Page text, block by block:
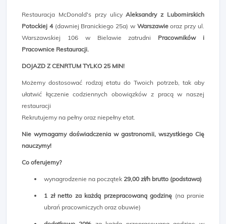
Restauracja McDonald's przy ulicyAleksandry z Lubomirskich
Potockiej 4(dawniej Branickiego 25a) w Warszawieoraz przy ul.
Warszawskiej 106 w Bielawie zatrudni Pracowników i
Pracownice Restauracji.
DOJAZD Z CENRTUM TYLKO 25 MIN!
Możemy dostosować rodzaj etatu do Twoich potrzeb, tak aby
ułatwić łączenie codziennych obowiązków z pracą w naszej
restauracji
Rekrutujemy na pełny oraz niepełny etat.
Nie wymagamy doświadczenia w gastronomii, wszystkiego Cię
nauczymy!
Co oferujemy?
wynagrodzenie na początek 29,00 zł/h brutto (podstawa)
1 zł netto za każdą przepracowaną godzinę (na pranie
ubrań pracowniczych oraz obuwie)